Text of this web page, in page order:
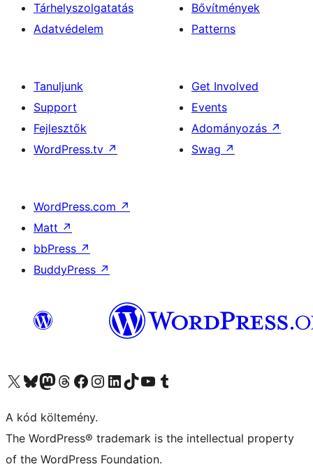
Tárhelyszolgatatás
Adatvédelem
Bővítmények
Patterns
Tanuljunk
Support
Fejlesztők
WordPress.tv ↗
Get Involved
Events
Adományozás ↗
Swag ↗
WordPress.com ↗
Matt ↗
bbPress ↗
BuddyPress ↗
Visit our X (formerly Twitter) account
Visit our Bluesky account
Twitter csatornánk
Visit our Threads account
Facebook oldalunk megtekintése
Visit our Instagram account
Visit our LinkedIn account
Visit our TikTok account
Visit our YouTube channel
Visit our Tumblr account
A kód költemény.
The WordPress® trademark is the intellectual property
of the WordPress Foundation.